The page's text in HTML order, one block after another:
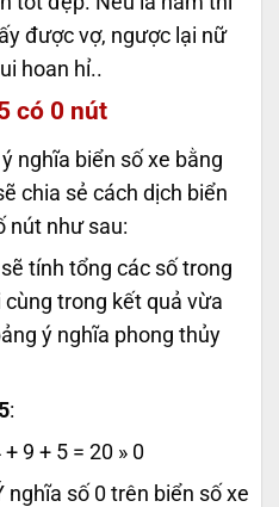
được vợ, ngược lại nữ
hoan hỉ..
có 0 nút
nghĩa biển số xe bằng
chia sẻ cách dịch biển
nút như sau:
tính tổng các số trong
cùng trong kết quả vừa
ý nghĩa phong thủy
:
9 + 5 = 20 » 0
nghĩa số 0 trên biển số xe